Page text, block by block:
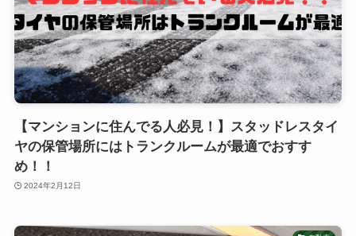
【マンションに住んでる人必見！】スタッドレスタイ
ヤの保管場所にはトランクルームが最適でおすす
め！！
2024年2月12日